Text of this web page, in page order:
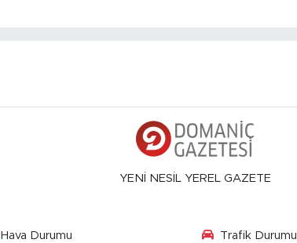
YENİ NESİL YEREL GAZETE
Hava Durumu Trafik Durumu